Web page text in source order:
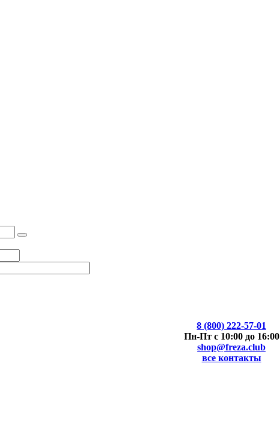
8 (800) 222-57-01
Пн-Пт с 10:00 до 16:00
shop@freza.club
все контакты